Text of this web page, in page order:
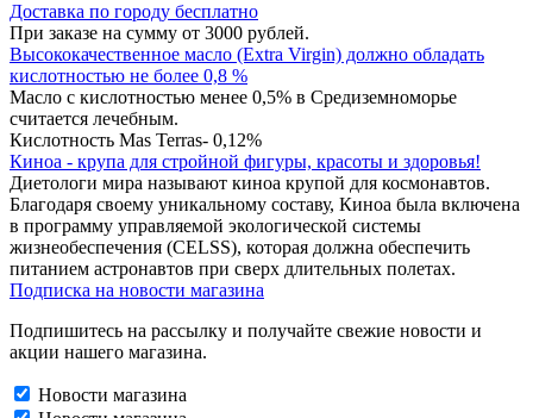
Доставка по городу бесплатно
При заказе на сумму от 3000 рублей.
Высококачественное масло (Extra Virgin) должно обладать
кислотностью не более 0,8 %
Масло с кислотностью менее 0,5% в Средиземноморье
считается лечебным.
Кислотность Mas Terras- 0,12%
Киноа - крупа для стройной фигуры, красоты и здоровья!
Диетологи мира называют киноа крупой для космонавтов.
Благодаря своему уникальному составу, Киноа была включена
в программу управляемой экологической системы
жизнеобеспечения (CELSS), которая должна обеспечить
питанием астронавтов при сверх длительных полетах.
Подписка на новости магазина
Подпишитесь на рассылку и получайте свежие новости и
акции нашего магазина.
Новости магазина